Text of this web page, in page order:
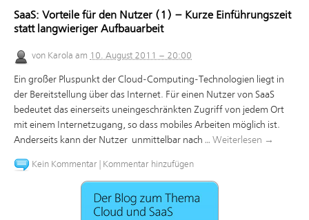
SaaS: Vorteile für den Nutzer (1) – Kurze Einführungszeit
statt langwieriger Aufbauarbeit
von Karola am 10. August 2011 – 20:00
Ein großer Pluspunkt der Cloud-Computing-Technologien liegt in
der Bereitstellung über das Internet. Für einen Nutzer von SaaS
bedeutet das einerseits uneingeschränkten Zugriff von jedem Ort
mit einem Internetzugang, so dass mobiles Arbeiten möglich ist.
Anderseits kann der Nutzer unmittelbar nach … Weiterlesen →
Kein Kommentar Kommentar hinzufügen